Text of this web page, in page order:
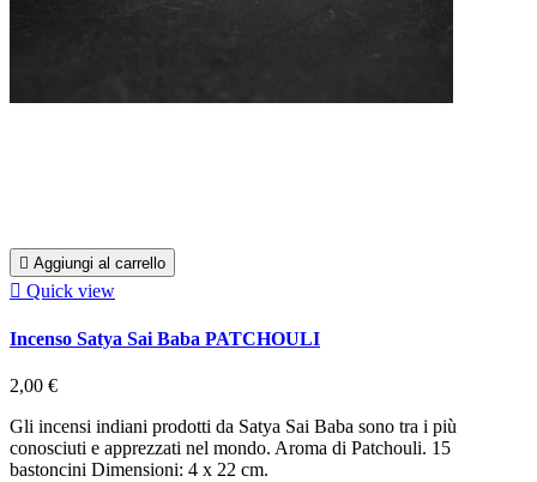
 Aggiungi al carrello
 Quick view
Incenso Satya Sai Baba PATCHOULI
2,00 €
Gli incensi indiani prodotti da Satya Sai Baba sono tra i più
conosciuti e apprezzati nel mondo. Aroma di Patchouli. 15
bastoncini Dimensioni: 4 x 22 cm.